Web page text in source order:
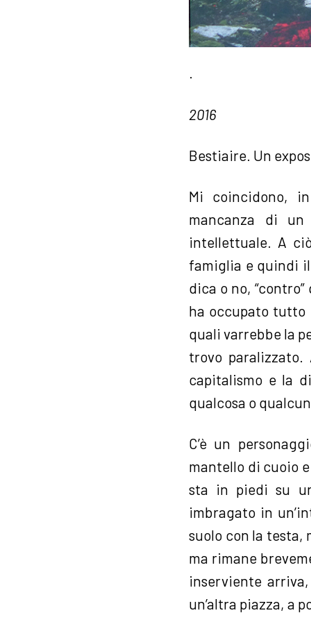
.
2016
Bestiaire. Un
Mi coincidono,
mancanza di
intellettuale. A
famiglia e quindi
dica o no,
ha occupato tutto
quali varrebbe la
trovo
capitalismo e la
qualcosa o
C’è un
mantello di cuoio
sta in piedi su
imbragato in
suolo con la
ma rimane
inserviente
un’altra piazza, a